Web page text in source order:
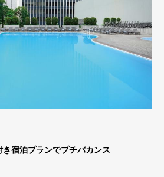
き宿泊プランでプチバカンス